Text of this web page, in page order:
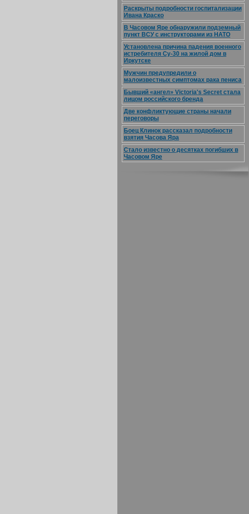
Раскрыты подробности госпитализации
Ивана Краско
В Часовом Яре обнаружили подземный
пункт ВСУ с инструкторами из НАТО
Установлена причина падения военного
истребителя Су-30 на жилой дом в
Иркутске
Мужчин предупредили о
малоизвестных симптомах рака пениса
Бывший «ангел» Victoria's Secret стала
лицом российского бренда
Две конфликтующие страны начали
переговоры
Боец Клинок рассказал подробности
взятия Часова Яра
Стало известно о десятках погибших в
Часовом Яре